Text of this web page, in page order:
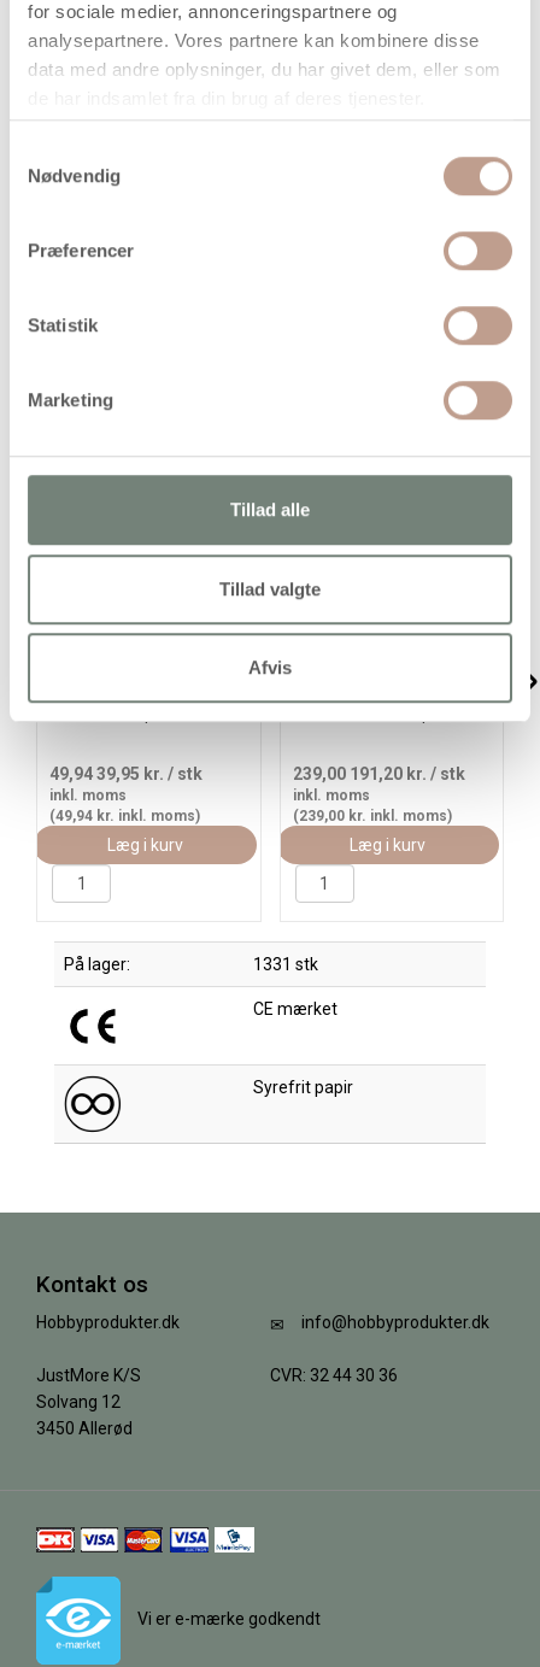
for sociale medier, annonceringspartnere og
analysepartnere. Vores partnere kan kombinere disse
data med andre oplysninger, du har givet dem, eller som
Nødvendig
Præferencer
Statistik
Marketing
Tillad alle
Tillad valgte
Afvis
Levering: 1-3 hverdage
Udstansede figurer af kraftig karton fra TeACH Me®.
i relation til fastelavn og rollespil.
Køb mere og spar
49,9439,95 kr. / stk
inkl. moms
(49,94 kr. inkl. moms)
Læg i kurv
239,00 191,20 kr. / stk
inkl. moms
(239,00 kr. inkl. moms)
Læg i kurv
På lager: 1331 stk
CE mærket
Syrefrit papir
Kontakt os
Hobbyprodukter.dk
JustMore K/S
Solvang 12
3450 Allerød
info@hobbyprodukter.dk
CVR: 32 44 30 36
Vi er e-mærke godkendt